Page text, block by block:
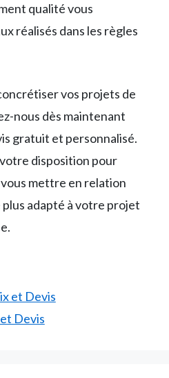
qualité vous
réalisés dans les règles
vos projets de
nous dès maintenant
gratuit et personnalisé.
disposition pour
mettre en relation
plus adapté à votre projet
et Devis
Devis